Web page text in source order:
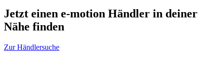
Jetzt einen e-motion Händler in deiner
Nähe finden
Zur Händlersuche